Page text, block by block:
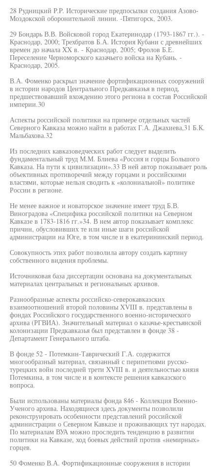
28 Рудницкий P.P. Исторические предпосылки создания Азово-
Моздокской оборонительной линии. -Пятигорск, 2003.
29 Бондарь В.В. Войсковой город Екатеринодар (1793-1867 гг.). -
Краснодар, 2000; Трехбратов Б.А. История Кубани с древнейших
времен до начала XX в. - Краснодар, 2005; Фролов Б.Е.
Переселение Черноморского казачьего войска на Кубань. -
Краснодар, 2005.
В.А. Фоменко раскрыл значение фортификационных сооружений
в истории народов Центрального Предкавказья в период,
предшествовавший вхождению этого региона в состав Российской
империи.30
Аспекты российской политики на примере отдельных частей
Северного Кавказа можно найти в работах Г.А. Джахиева,31 Б.К.
Мальбахова.32
Из последних кавказоведческих работ следует выделить
фундаментальный труд М.М. Блиева «Россия и горцы Большого
Кавказа. На пути к цивилизации».33 В ней автор показывает роль
объективных противоречий между горцами и российскими
властями, которые нельзя сводить к «колониальной» политике
России в регионе.
Не менее важное и новаторское значение имеет труд Б.В.
Виноградова «Специфика российской политики на Северном
Кавказе в 1783-1816 гг.»34. В нем автор показывает комплекс
причин, обусловивших те или иные шаги российской
администрации на Юге, в том числе и в екатерининский период.
Совокупность этих работ позволила автору создать картину
собственного видения проблемы.
Источниковая база диссертации основана на документальных
материалах центральных и региональных архивов.
Разнообразные аспекты российско-северокавказских
взаимоотношений второй половины XVIII в. представлены в
фондах Российского государственного военно-исторического
архива (РГВИА). Значительный материал о казачье-крестьянской
колонизации Предкавказья был представлен в фонде 38 -
Департамент Генерального штаба.
В фонде 52 - Потемкин-Таврический Г.А. содержится
многообразный материал, связанный с перипетиями русско-
турецких войн последней трети XVIII в. и деятельностью князя
Потемкина, в том числе и в контексте решения кавказского
вопроса.
Были использованы материалы фонда 846 - Коллекция Военно-
Ученого архива. Находящиеся здесь документы позволили
реконструировать особенности представлений российской
администрации о Северном Кавказе и проживающих тут народах.
По материалам ВУА можно проследить тенденцию в развитии
политики на Кавказе, ход боевых действий против «немирных»
горцев.
50 Фоменко В.А. Фортификационные сооружения в истории